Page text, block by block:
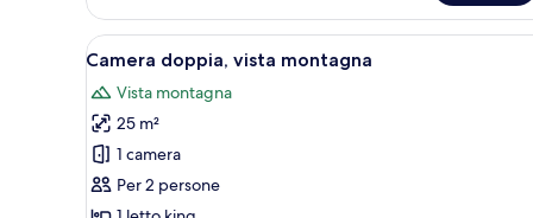
Signature
Apri
tutte
le
foto
per
Camera
doppia,
8
Camera doppia, vista montagna
Vista montagna
25 m²
1 camera
Per 2 persone